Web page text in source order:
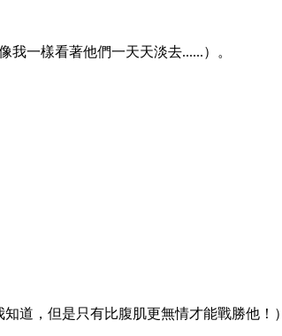
一樣看著他們一天天淡去......）。
道，但是只有比腹肌更無情才能戰勝他！）